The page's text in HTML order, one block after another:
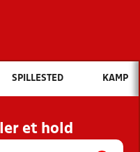
Hvad vil du søge efter?
OG NYHEDER
KLUBBER OG
SPILLESTED KAMP
et hold